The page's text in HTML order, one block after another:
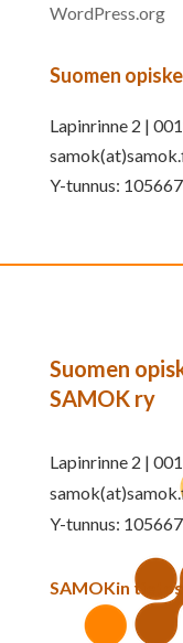
WordPress.org
Suomen
Lapinrinne 2 |
Y-tunnus:
Suomen
SAMOK ry
Lapinrinne 2 |
Y-tunnus:
SAMOKin